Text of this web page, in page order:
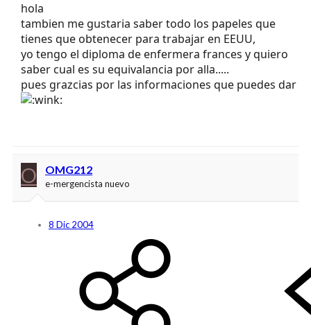
hola
tambien me gustaria saber todo los papeles que
tienes que obtenecer para trabajar en EEUU,
yo tengo el diploma de enfermera frances y quiero
saber cual es su equivalancia por alla.....
pues grazcias por las informaciones que puedes dar
O OMG212
e-mergencista nuevo
8 Dic 2004